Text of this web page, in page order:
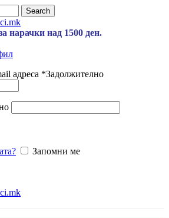
Search
нарачки над 1500 ден.
адреса *Задолжително
Запомни ме